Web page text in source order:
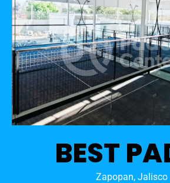
BEST
Zapopan, Jalisco